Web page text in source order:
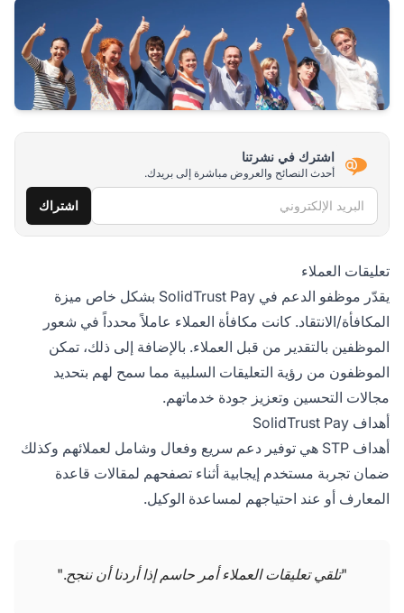
اشترك في نشرتنا
أحدث النصائح والعروض مباشرة إلى بريدك.
البريد الإلكتروني اشتراك
تعليقات العملاء
يقدّر موظفو الدعم في SolidTrust Pay بشكل خاص ميزة
المكافأة/الانتقاد. كانت مكافأة العملاء عاملاً محدداً في شعور
الموظفين بالتقدير من قبل العملاء. بالإضافة إلى ذلك، تمكن
الموظفون من رؤية التعليقات السلبية مما سمح لهم بتحديد
مجالات التحسين وتعزيز جودة خدماتهم.
أهداف SolidTrust Pay
أهداف STP هي توفير دعم سريع وفعال وشامل لعملائهم وكذلك
ضمان تجربة مستخدم إيجابية أثناء تصفحهم لمقالات قاعدة
المعارف أو عند احتياجهم لمساعدة الوكيل.
"تلقي تعليقات العملاء أمر حاسم إذا أردنا أن ننجح."